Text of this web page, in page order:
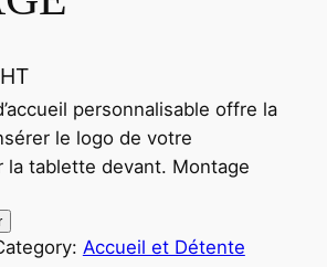
HT
personnalisable offre la
le logo de votre
la tablette devant. Montage
Accueil et Détente